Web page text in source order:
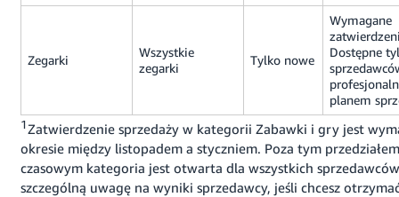
Zegarki
Wszystkie
zegarki
Tylko nowe
Wymagane
Dostępne
planem
1Zatwierdzenie sprzedaży w kategorii Zabawki i gry jest
okresie między listopadem a styczniem. Poza tym przedziałem
czasowym kategoria jest otwarta dla wszystkich
szczególną uwagę na wyniki sprzedawcy, jeśli chcesz